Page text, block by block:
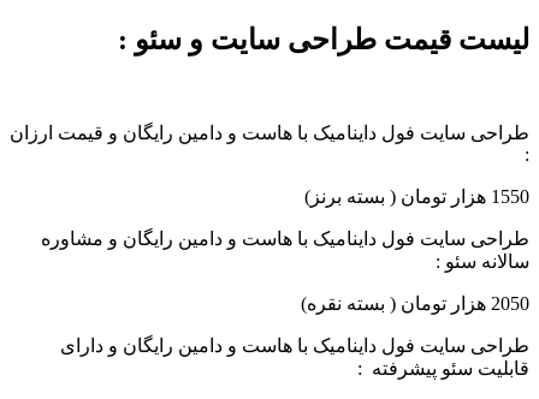
لیست قیمت طراحی سایت و سئو :
طراحی سایت فول داینامیک با هاست و دامین رایگان و قیمت ارزان
:
1550 هزار تومان ( بسته برنز)
طراحی سایت فول داینامیک با هاست و دامین رایگان و مشاوره
سالانه سئو :
2050 هزار تومان ( بسته نقره)
طراحی سایت فول داینامیک با هاست و دامین رایگان و دارای
قابلیت سئو پیشرفته :